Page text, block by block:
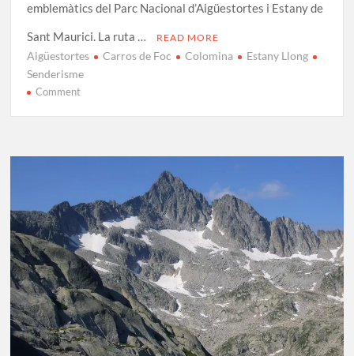
emblemàtics del Parc Nacional d’Aigüestortes i Estany de
Sant Maurici. La ruta …
READ MORE
Aigüestortes Carros de Foc Colomina
Estany Llong
Senderisme
Commenton
Etapa
Llong
–
Colomina